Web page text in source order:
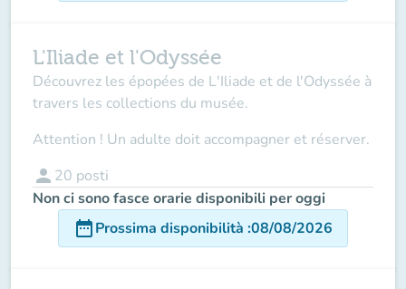
L'Iliade et l'Odyssée
Découvrez les épopées de L'Iliade et de l'Odyssée à
travers les collections du musée.
Attention ! Un adulte doit accompagner et réserver.
person 20 posti
Non ci sono fasce orarie disponibili per oggi
date_rangeProssima disponibilità :08/08/2026